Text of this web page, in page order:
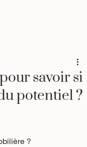
savoir si
potentiel ?
?